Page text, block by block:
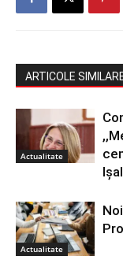
ARTICOLE
Actualitate
Actualitate